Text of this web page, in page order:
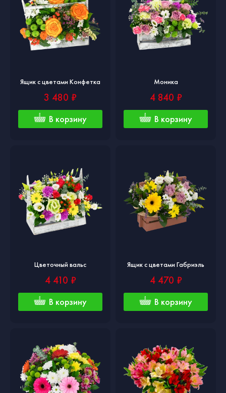
Ящик с цветами Конфетка
3 480 ₽
В корзину
Моника
4 840 ₽
В корзину
Цветочный вальс
4 410 ₽
В корзину
Ящик с цветами Габриэль
4 470 ₽
В корзину